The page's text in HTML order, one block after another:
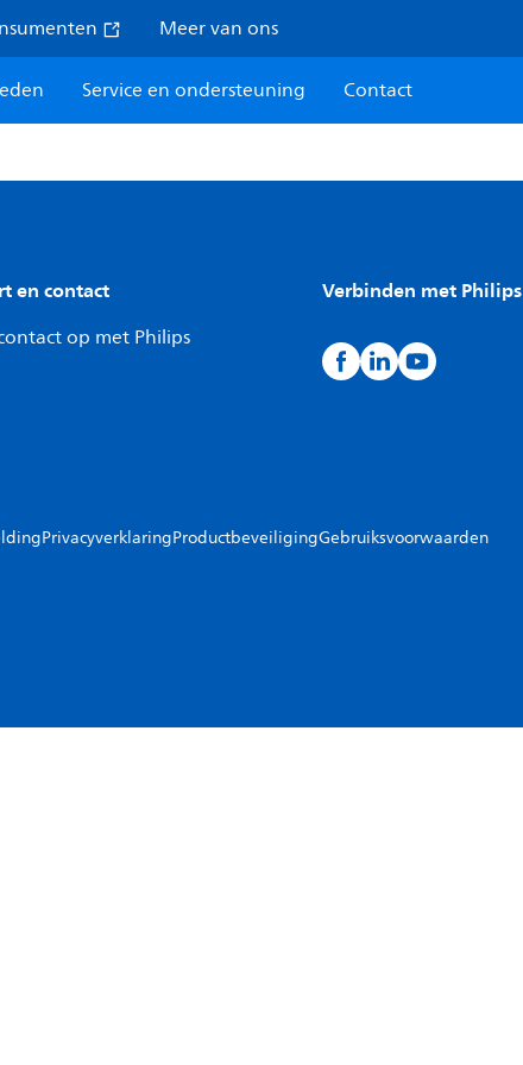
Meer van ons
Service en ondersteuning Contact
en contact
op met Philips
Verbinden met Philips
PrivacyverklaringProductbeveiligingGebruiksvoorwaarden